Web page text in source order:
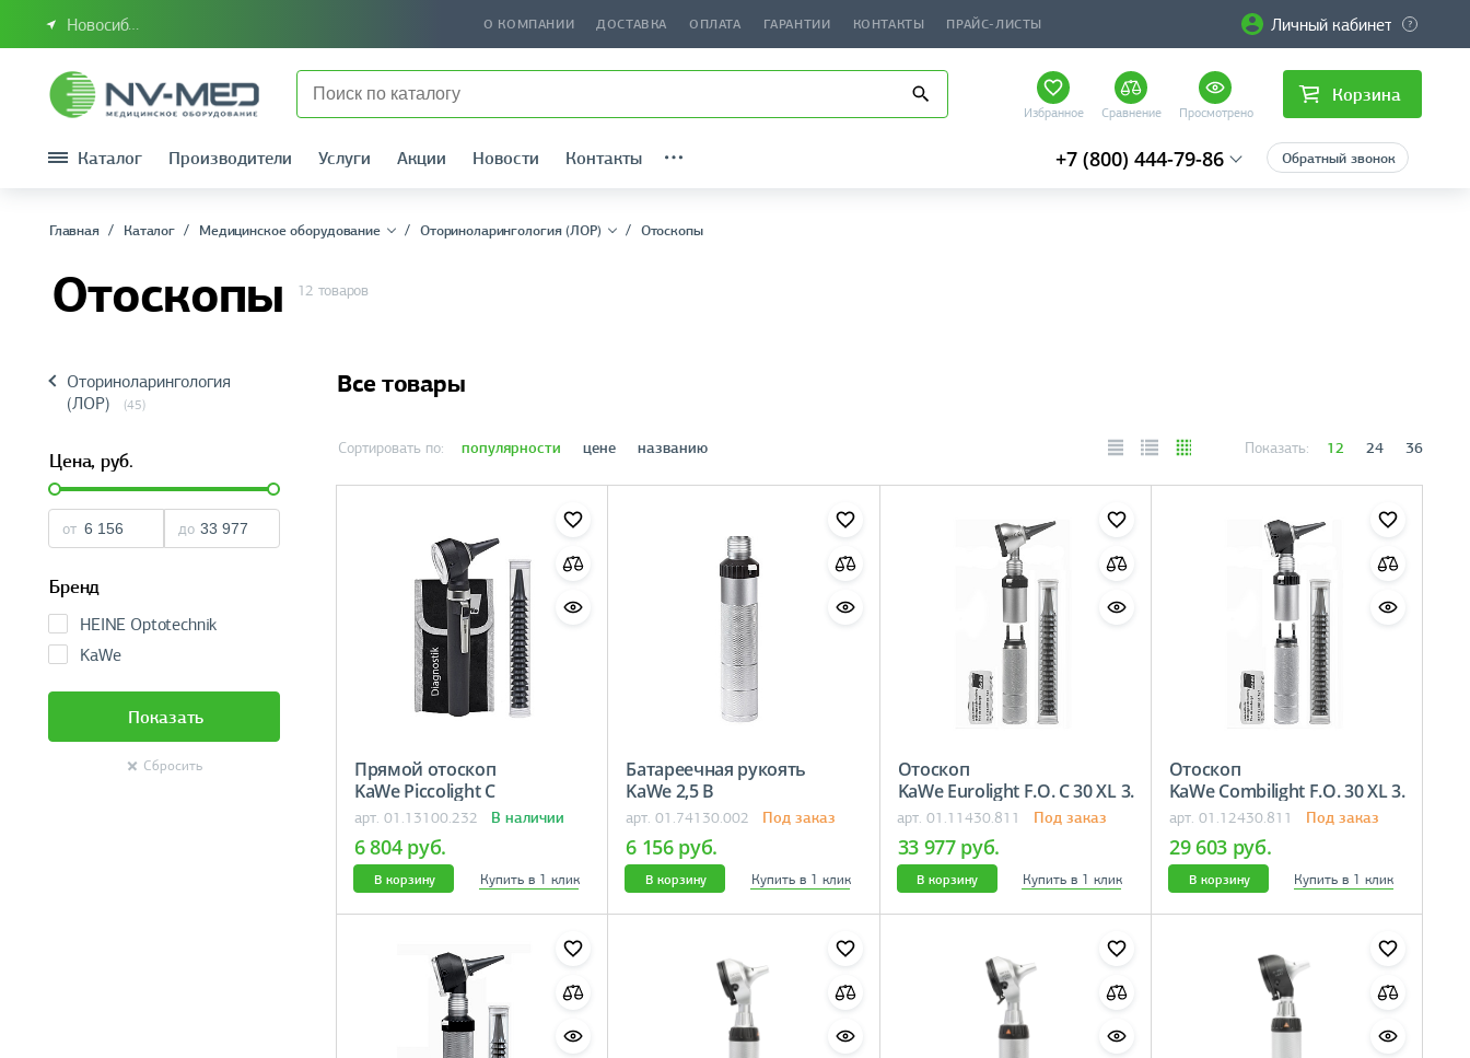
Новосибирск или Сибирский федеральный округ О КОМПАНИИ ДОСТАВКА ОПЛАТА ГАРАНТИИ КОНТАКТЫ ПРАЙС-ЛИСТЫ Личный кабинет
Избранное Сравнение Просмотрено
Корзина
Каталог Производители Услуги Акции Новости Контакты +7 (800) 444-79-86 Обратный звонок
Главная Каталог Медицинское оборудование Оториноларингология (ЛОР) Отоскопы
Отоскопы 12 товаров
Оториноларингология
(ЛОР)
(45)
Цена, руб.
от до
Бренд
HEINE Optotechnik
KaWe
Показать
Сбросить
Все товары
Сортировать по: популярности цене названию Показать: 12 24 36
Прямой отоскоп
KaWe Piccolight С
арт. 01.13100.232 В наличии
6 804 руб.
В корзину Купить в 1 клик
Батареечная рукоять
KaWe 2,5 В
арт. 01.74130.002 Под заказ
6 156 руб.
В корзину Купить в 1 клик
Отоскоп
KaWe Eurolight F.O. C 30 XL 3.
5
арт. 01.11430.811 Под заказ
33 977 руб.
В корзину Купить в 1 клик
Отоскоп
KaWe Combilight F.O. 30 XL 3.
5
арт. 01.12430.811 Под заказ
29 603 руб.
В корзину Купить в 1 клик